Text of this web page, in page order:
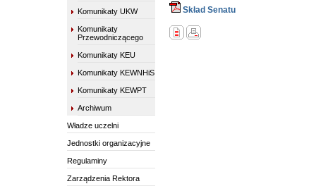
Skład Senatu
Komunikaty UKW
Komunikaty
Przewodniczącego
Komunikaty KEU
Komunikaty KEWNHiS
Komunikaty KEWPT
Archiwum
Władze uczelni
Jednostki organizacyjne
Regulaminy
Zarządzenia Rektora